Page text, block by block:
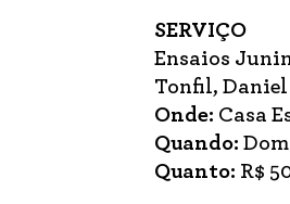
SERVIÇO
Ensaios
Tonfil, Daniel
Onde: Casa
Quando:
Quanto: R$